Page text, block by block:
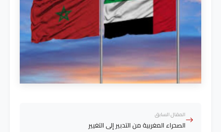
المقال السابق
الصحراء المغربية من التدبير إلى التغيير